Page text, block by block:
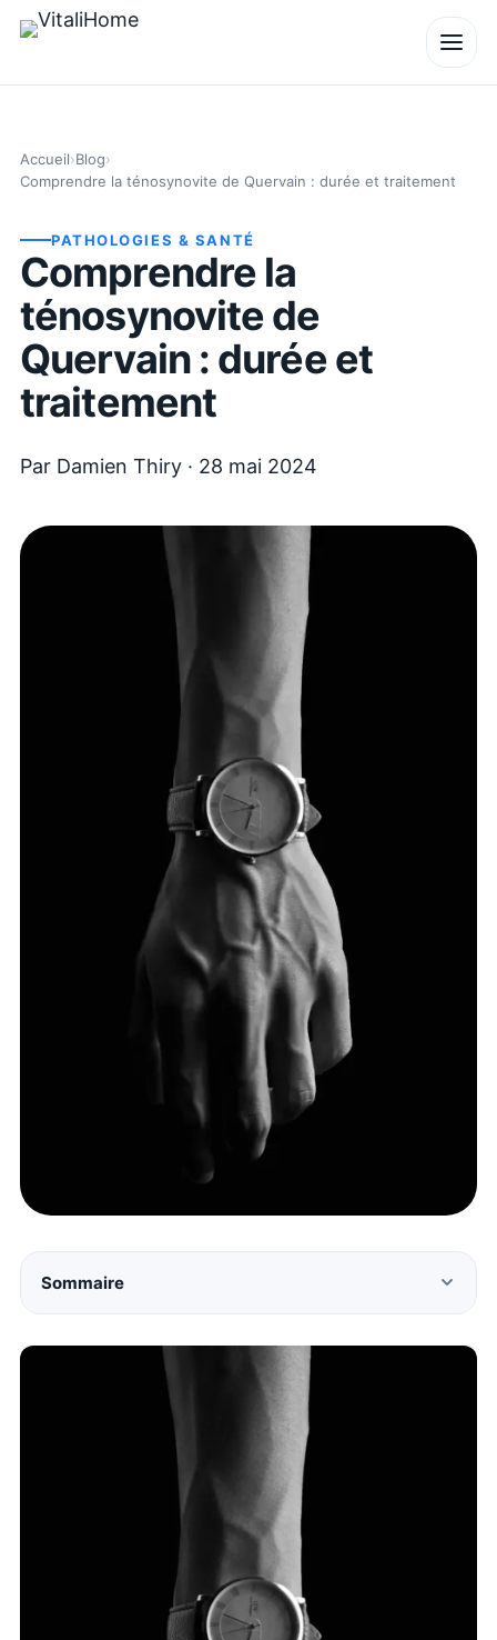
Accueil›Blog›
Comprendre la ténosynovite de Quervain : durée et traitement
PATHOLOGIES & SANTÉ
Comprendre la
ténosynovite de
Quervain : durée et
traitement
Par Damien Thiry · 28 mai 2024
Sommaire